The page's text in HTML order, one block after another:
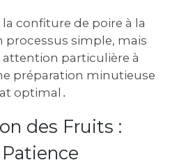
confiture de poire à la
processus simple, mais
particulière à
préparation minutieuse
optimal․
des Fruits :